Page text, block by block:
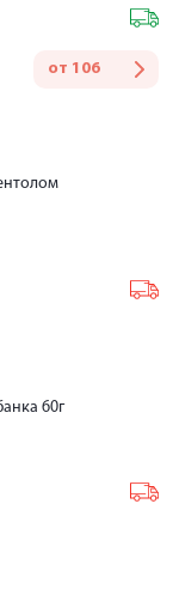
от 106
60г